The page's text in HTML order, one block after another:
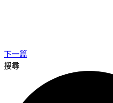
下一篇
搜尋